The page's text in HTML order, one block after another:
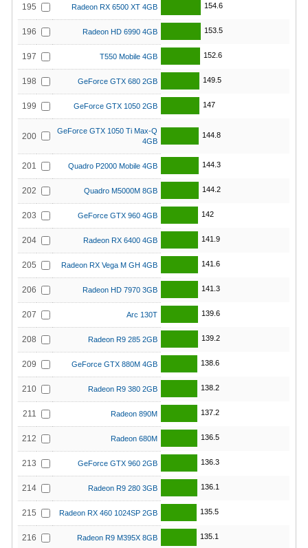
195 Radeon RX 6500 XT 4GB 154.6
196 Radeon HD 6990 4GB 153.5
197 T550 Mobile 4GB 152.6
198 GeForce GTX 680 2GB 149.5
199 GeForce GTX 1050 2GB 147
200
GeForce GTX 1050 Ti Max-Q
4GB
144.8
201 Quadro P2000 Mobile 4GB 144.3
202 Quadro M5000M 8GB 144.2
203 GeForce GTX 960 4GB 142
204 Radeon RX 6400 4GB 141.9
205 Radeon RX Vega M GH 4GB 141.6
206 Radeon HD 7970 3GB 141.3
207 Arc 130T 139.6
208 Radeon R9 285 2GB 139.2
209 GeForce GTX 880M 4GB 138.6
210 Radeon R9 380 2GB 138.2
211 Radeon 890M 137.2
212 Radeon 680M 136.5
213 GeForce GTX 960 2GB 136.3
214 Radeon R9 280 3GB 136.1
215 Radeon RX 460 1024SP 2GB 135.5
216 Radeon R9 M395X 8GB 135.1